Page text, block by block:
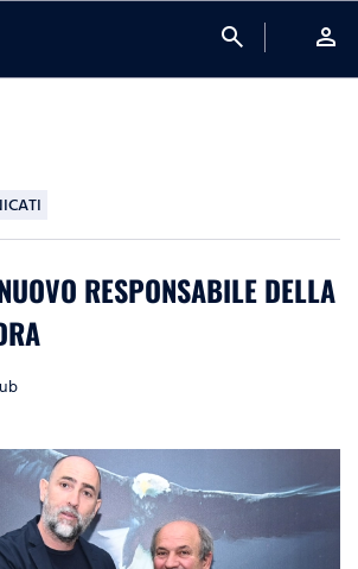
search person
RESPONSABILE DELLA